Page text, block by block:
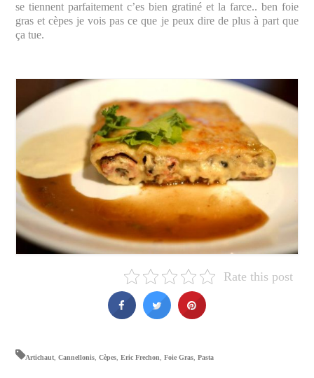
se tiennent parfaitement c’es bien gratiné et la farce.. ben foie
gras et cèpes je vois pas ce que je peux dire de plus à part que
ça tue.
Rate this post
Artichaut ,Cannellonis ,Cèpes ,Eric Frechon ,Foie Gras ,Pasta